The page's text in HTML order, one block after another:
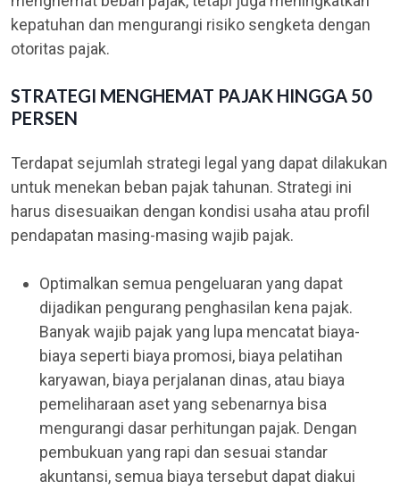
kepatuhan dan mengurangi risiko sengketa dengan
otoritas pajak.
STRATEGI MENGHEMAT PAJAK HINGGA 50
PERSEN
Terdapat sejumlah strategi legal yang dapat dilakukan
untuk menekan beban pajak tahunan. Strategi ini
harus disesuaikan dengan kondisi usaha atau profil
pendapatan masing-masing wajib pajak.
Optimalkan semua pengeluaran yang dapat
dijadikan pengurang penghasilan kena pajak.
Banyak wajib pajak yang lupa mencatat biaya-
biaya seperti biaya promosi, biaya pelatihan
karyawan, biaya perjalanan dinas, atau biaya
pemeliharaan aset yang sebenarnya bisa
mengurangi dasar perhitungan pajak. Dengan
pembukuan yang rapi dan sesuai standar
akuntansi, semua biaya tersebut dapat diakui